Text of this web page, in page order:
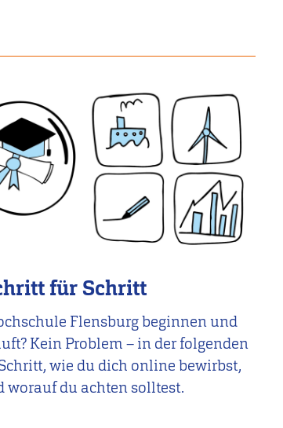
für Schritt
Flensburg beginnen und
Kein Problem – in der folgenden
wie du dich online bewirbst,
worauf du achten solltest.